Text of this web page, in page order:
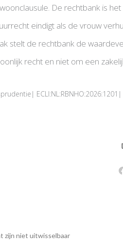
De rechtbank is
eindigt als de vrouw
stelt de rechtbank de
recht en niet om een
zijn niet uitwisselbaar